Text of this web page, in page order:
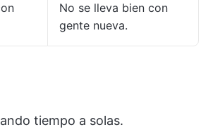
No se lleva bien con
gente nueva.
tiempo a solas.